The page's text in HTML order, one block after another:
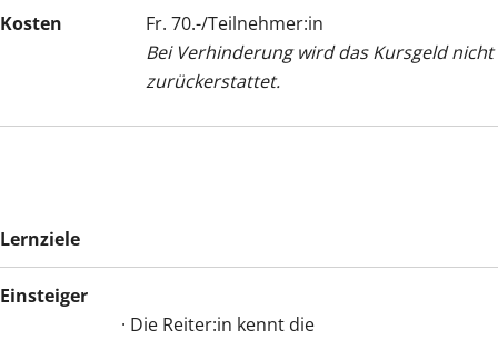
Kosten
Fr. 70.-/Teilnehmer:in
Bei Verhinderung wird das Kursgeld nicht
zurückerstattet.
Lernziele
Einsteiger
· Die Reiter:in kennt die